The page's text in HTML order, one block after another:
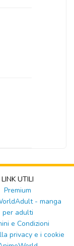
LINK UTILI
Premium
- manga
per adulti
e Condizioni
privacy e i cookie